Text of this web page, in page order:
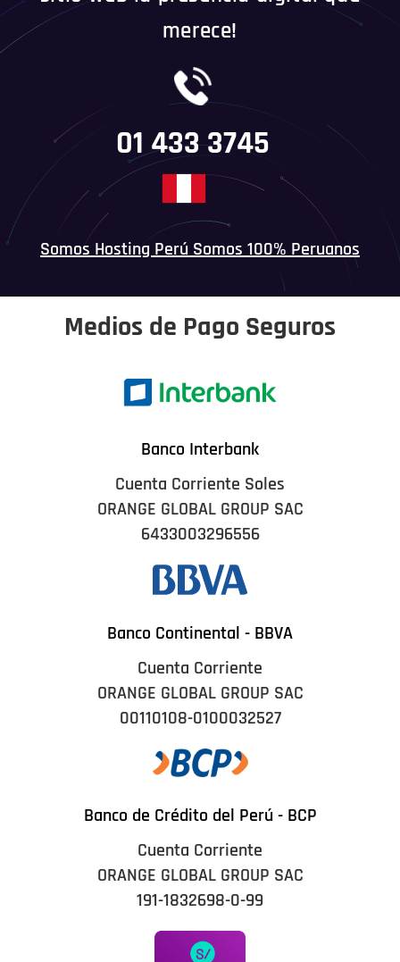
merece!
01 433 3745
Somos Hosting Perú Somos 100% Peruanos
Medios de Pago Seguros
Banco Interbank
Cuenta Corriente Soles
ORANGE GLOBAL GROUP SAC
6433003296556
Banco Continental - BBVA
Cuenta Corriente
ORANGE GLOBAL GROUP SAC
00110108-0100032527
Banco de Crédito del Perú - BCP
Cuenta Corriente
ORANGE GLOBAL GROUP SAC
191-1832698-0-99